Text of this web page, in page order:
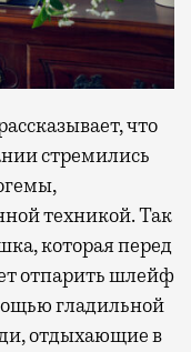
что
стремились
техникой. Так
которая перед
отпарить шлейф
гладильной
отдыхающие в